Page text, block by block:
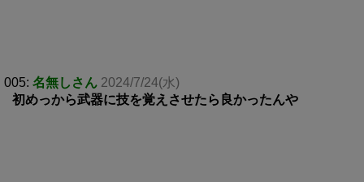
005: 名無しさん 2024/7/24(水)
初めっから武器に技を覚えさせたら良かったんや